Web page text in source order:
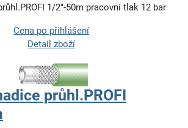
1/2"-50m pracovní tlak 12 bar
Cena po přihlášení
Detail zboží
průhl.PROFI